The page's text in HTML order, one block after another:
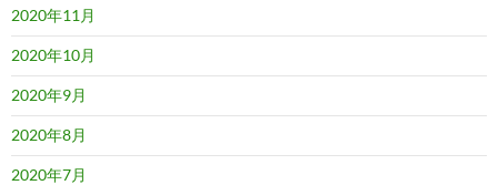
2020年11月
2020年10月
2020年9月
2020年8月
2020年7月